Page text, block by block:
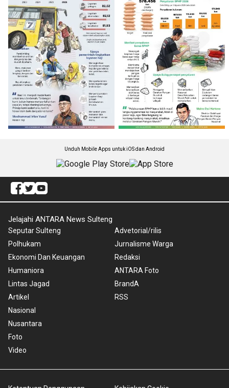
Unduh Mobile Apps untuk iOS dan Android
Jelajahi ANTARA News Sulteng
Seputar Sulteng
Polhukam
Ekonomi Dan Keuangan
Humaniora
Lintas Jagad
Artikel
Nasional
Nusantara
Foto
Video
Advetorial/rilis
Jurnalisme Warga
Redaksi
ANTARA Foto
BrandA
RSS